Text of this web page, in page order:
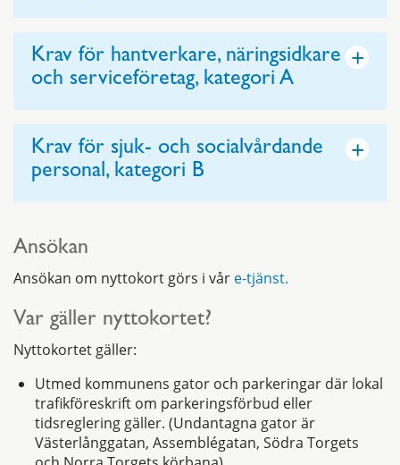
Krav för hantverkare, näringsidkare
och serviceföretag, kategori A
+
Krav för sjuk- och socialvårdande
personal, kategori B
+
Ansökan
Ansökan om nyttokort görs i vår e-tjänst.
Var gäller nyttokortet?
Nyttokortet gäller:
Utmed kommunens gator och parkeringar där lokal
trafikföreskrift om parkeringsförbud eller
tidsreglering gäller. (Undantagna gator är
Västerlånggatan, Assemblégatan, Södra Torgets